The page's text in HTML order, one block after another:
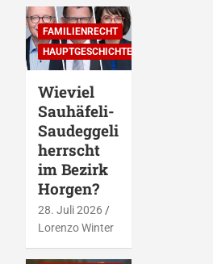
FAMILIENRECHT
HAUPTGESCHICHTEN
Wieviel
Sauhäfeli-
Saudeggeli
herrscht
im Bezirk
Horgen?
28. Juli 2026
Lorenzo Winter
DIES & DAS